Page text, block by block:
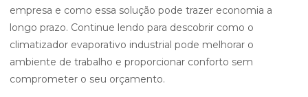
empresa e como essa solução pode trazer economia a
longo prazo. Continue lendo para descobrir como o
climatizador evaporativo industrial pode melhorar o
ambiente de trabalho e proporcionar conforto sem
comprometer o seu orçamento.